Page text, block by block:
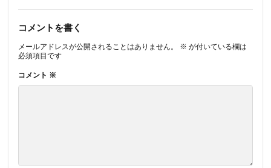
コメントを書く
メールアドレスが公開されることはありません。 ※ が付いている欄は
必須項目です
コメント ※